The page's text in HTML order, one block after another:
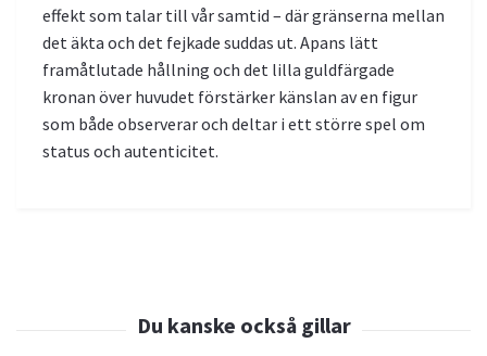
effekt som talar till vår samtid – där gränserna mellan
det äkta och det fejkade suddas ut. Apans lätt
framåtlutade hållning och det lilla guldfärgade
kronan över huvudet förstärker känslan av en figur
som både observerar och deltar i ett större spel om
status och autenticitet.